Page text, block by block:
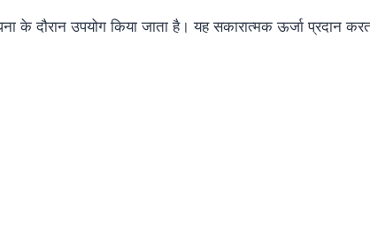
के दौरान उपयोग किया जाता है। यह सकारात्मक ऊर्जा प्रदान